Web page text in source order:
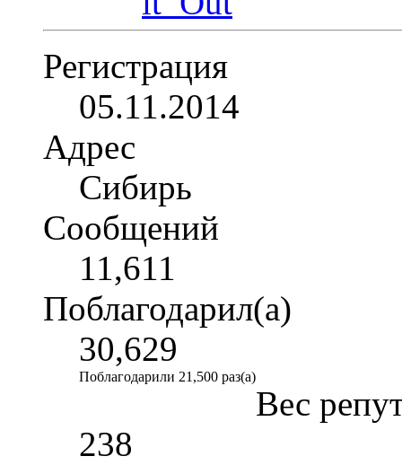
Регистрация
05.11.2014
Адрес
Сибирь
Сообщений
11,611
Поблагодарил(а)
30,629
Поблагодарили 21,500 раз(а)
Вес
238